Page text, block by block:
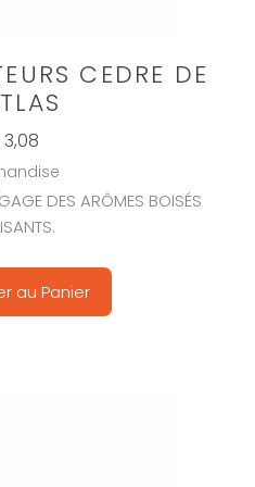
CEDRE DE
DES ARÔMES BOISÉS
au Panier